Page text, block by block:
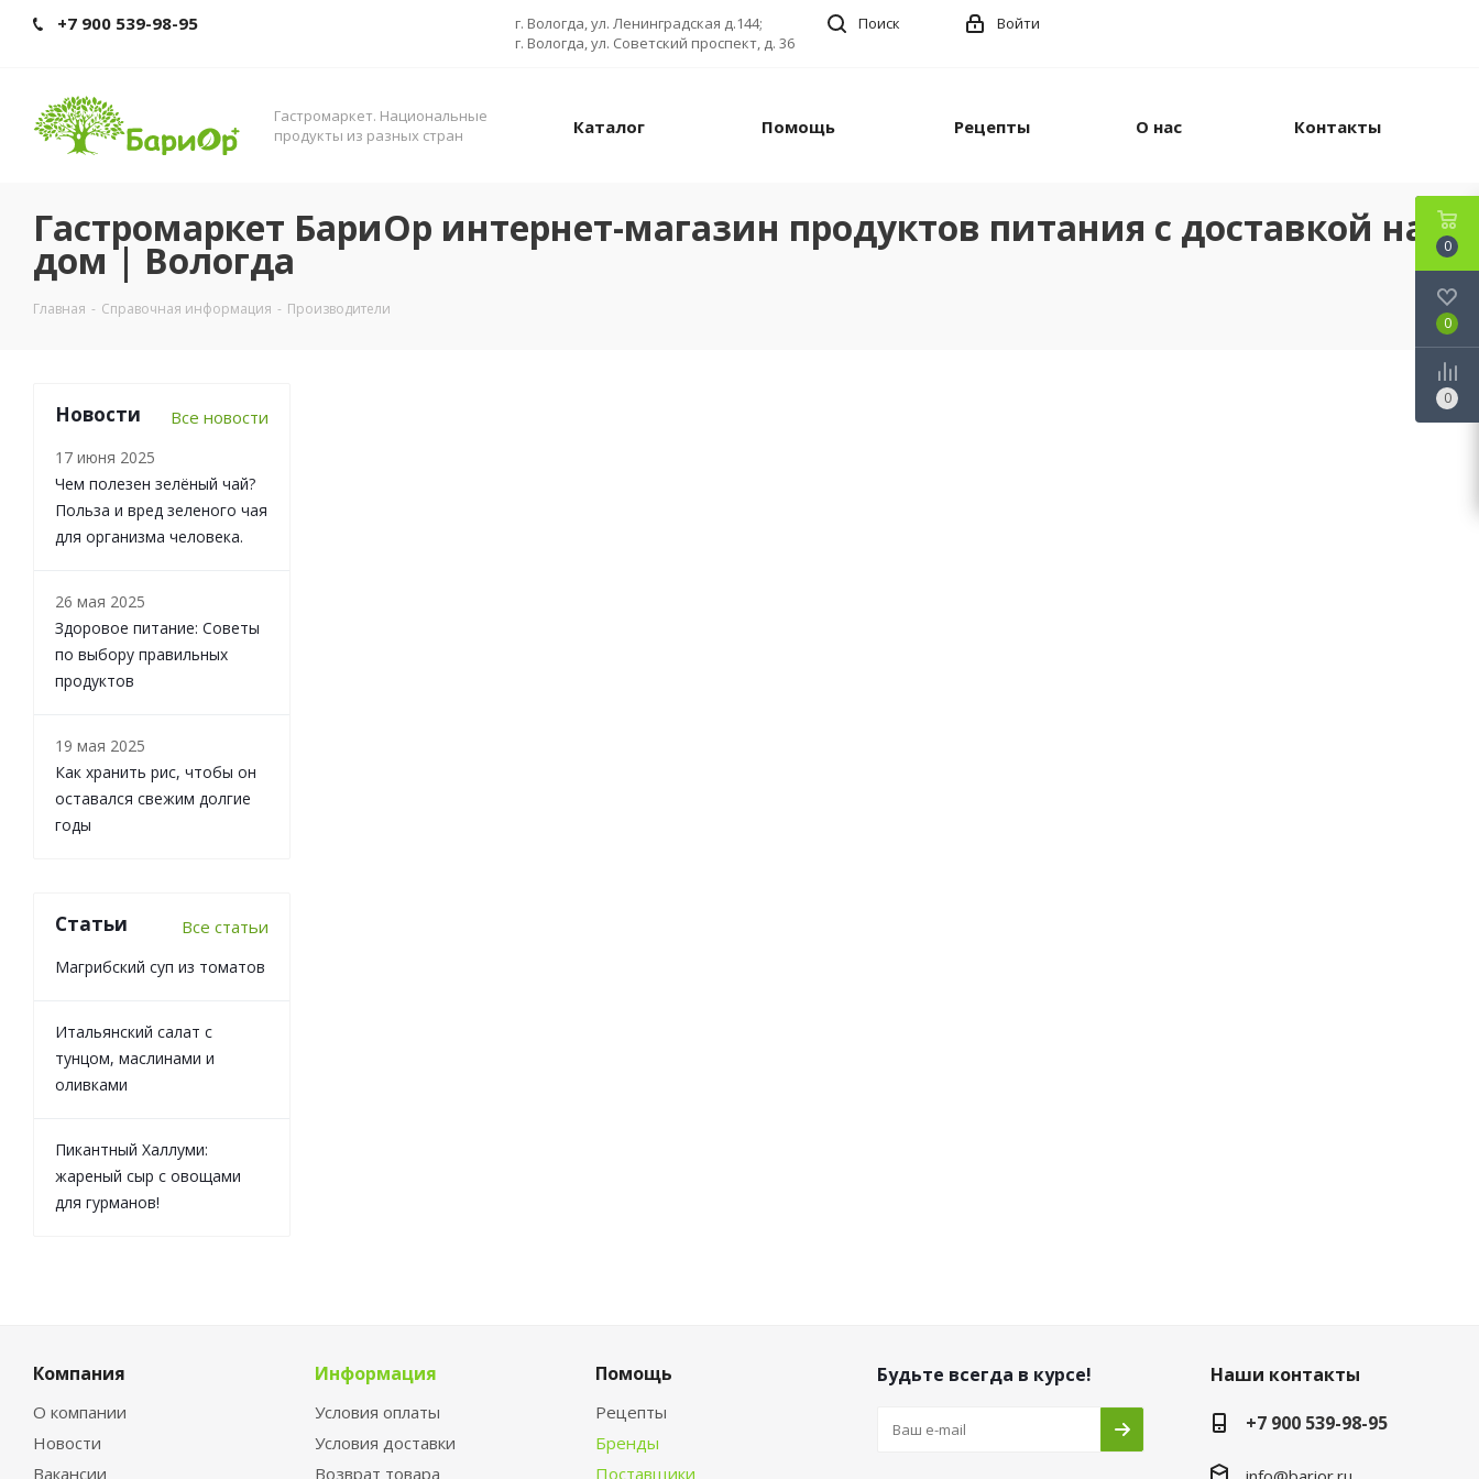
+7 900 539-98-95
г. Вологда, ул. Ленинградская д.144;
г. Вологда, ул. Советский проспект, д. 36
Поиск Войти
Гастромаркет. Нациoнальные
прoдукты из разных стран
Каталог Помощь Рецепты О нас Контакты
Гастромаркет БариОр интернет-магазин продуктов питания с доставкой на
дом | Вологда
Главная - Справочная информация - Производители
Новости Все новости
17 июня 2025
Чем полезен зелёный чай?
Польза и вред зеленого чая
для организма человека.
26 мая 2025
Здоровое питание: Советы
по выбору правильных
продуктов
19 мая 2025
Как хранить рис, чтобы он
оставался свежим долгие
годы
Статьи Все статьи
Магрибский суп из томатов
Итальянский салат с
тунцом, маслинами и
оливками
Пикантный Халлуми:
жареный сыр с овощами
для гурманов!
Компания
О компании
Новости
Вакансии
Информация
Условия оплаты
Условия доставки
Возврат товара
Помощь
Рецепты
Бренды
Поставщики
Будьте всегда в курсе!
Наши контакты
+7 900 539-98-95
0
0
0